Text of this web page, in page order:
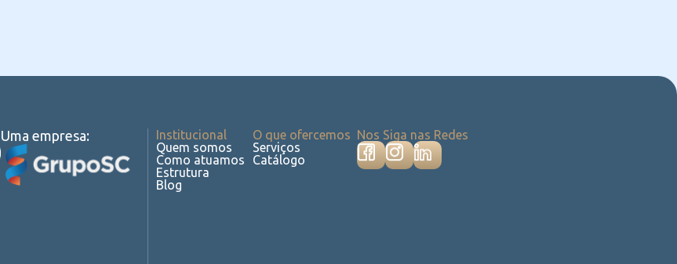
Uma empresa:
Institucional
Quem somos
Como atuamos
Estrutura
Blog
O que ofercemos
Serviços
Catálogo
Nos Siga nas Redes